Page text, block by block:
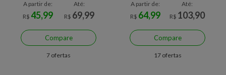
A partir de:
R$45,99
Até:
R$ 69,99
Compare
7 ofertas
A partir de:
R$ 64,99
Até:
R$ 103,90
Compare
17 ofertas